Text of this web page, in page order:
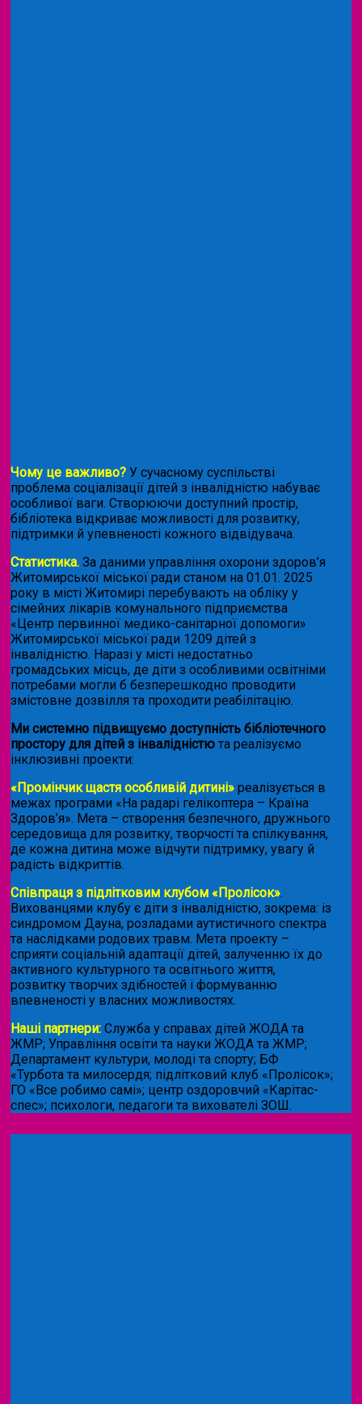
Чому це важливо? У сучасному суспільстві
проблема соціалізації дітей з інвалідністю набуває
особливої ваги. Створюючи доступний простір,
бібліотека відкриває можливості для розвитку,
підтримки й упевненості кожного відвідувача.
Статистика. За даними управління охорони здоров’я
Житомирської міської ради станом на 01.01. 2025
року в місті Житомирі перебувають на обліку у
сімейних лікарів комунального підприємства
«Центр первинної медико-санітарної допомоги»
Житомирської міської ради 1209 дітей з
інвалідністю. Наразі у місті недостатньо
громадських місць, де діти з особливими освітніми
потребами могли б безперешкодно проводити
змістовне дозвілля та проходити реабілітацію.
Ми системно підвищуємо доступність бібліотечного
простору для дітей з інвалідністю та реалізуємо
інклюзивні проекти:
«Промінчик щастя особливій дитині» реалізується в
межах програми «На радарі гелікоптера – Країна
Здоров’я». Мета – створення безпечного, дружнього
середовища для розвитку, творчості та спілкування,
де кожна дитина може відчути підтримку, увагу й
радість відкриттів.
Співпраця з підлітковим клубом «Пролісок».
Вихованцями клубу є діти з інвалідністю, зокрема: із
синдромом Дауна, розладами аутистичного спектра
та наслідками родових травм. Мета проекту –
сприяти соціальній адаптації дітей, залученню їх до
активного культурного та освітнього життя,
розвитку творчих здібностей і формуванню
впевненості у власних можливостях.
Наші партнери: Служба у справах дітей ЖОДА та
ЖМР; Управління освіти та науки ЖОДА та ЖМР;
Департамент культури, молоді та спорту; БФ
«Турбота та милосердя; підлітковий клуб «Пролісок»;
ГО «Все робимо самі»; центр оздоровчий «Карітас-
спес»; психологи, педагоги та вихователі ЗОШ.